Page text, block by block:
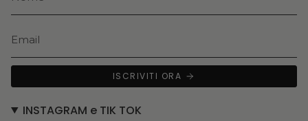
ISCRIVITI ORA
INSTAGRAM e TIK TOK